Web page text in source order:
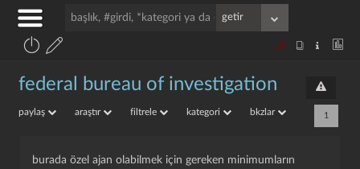
federal bureau of investigation
paylaş araştır filtrele kategori bkzlar 1
burada özel ajan olabilmek için gereken minimumların